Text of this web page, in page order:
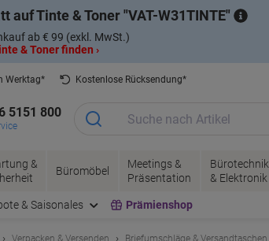
auf Tinte & Toner VAT-W31TINTE
ab € 99 (exkl. MwSt.)
& Toner finden ›
Werktag*
Kostenlose Rücksendung*
5151 800
&
Büromöbel
Meetings &
Präsentation
Bürotechnik
& Elektronik
& Saisonales Prämienshop
Verpacken & Versenden Briefumschläge & Versandtaschen